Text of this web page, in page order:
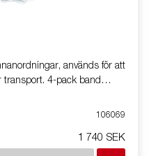
används för att
transport. 4-pack band
106069
1 740 SEK